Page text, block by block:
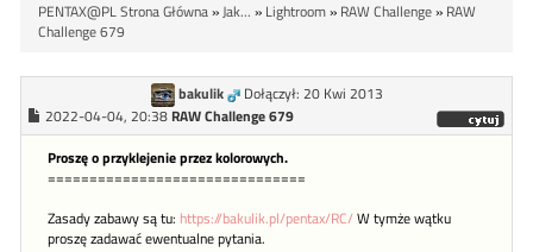
PENTAX@PL Strona Główna»Jak... » Lightroom» RAW Challenge» RAW
Challenge 679
bakulik
Dołączył: 20 Kwi 2013
2022-04-04, 20:38 RAW Challenge 679
Proszę o przyklejenie przez kolorowych.
===============================
Zasady zabawy są tu: https://bakulik.pl/pentax/RC/W tymże wątku
proszę zadawać ewentualne pytania.